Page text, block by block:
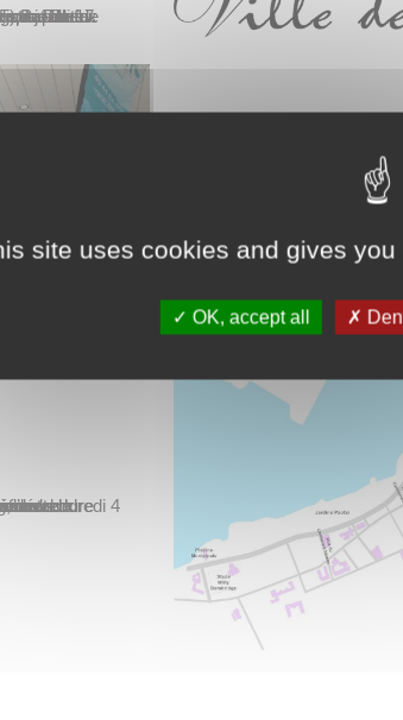
française (ICPF), la Ville de Papeete renouvelait son opération Tarona Tere…
de la Polynésie française.…
site uses cookies and gives
OK, accept all